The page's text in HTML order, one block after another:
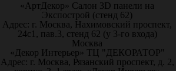
«АртДекор» Салон 3D панели на
Экспострой (стенд 62)
Адрес: г. Москва, Нахимовский проспект,
24с1, пав.3, стенд 62 (у 3-го входа)
Москва
«Декор Интерьер» ТЦ "ДЕКОРАТОР"
Адрес: г. Москва, Рязанский проспект, д. 2,